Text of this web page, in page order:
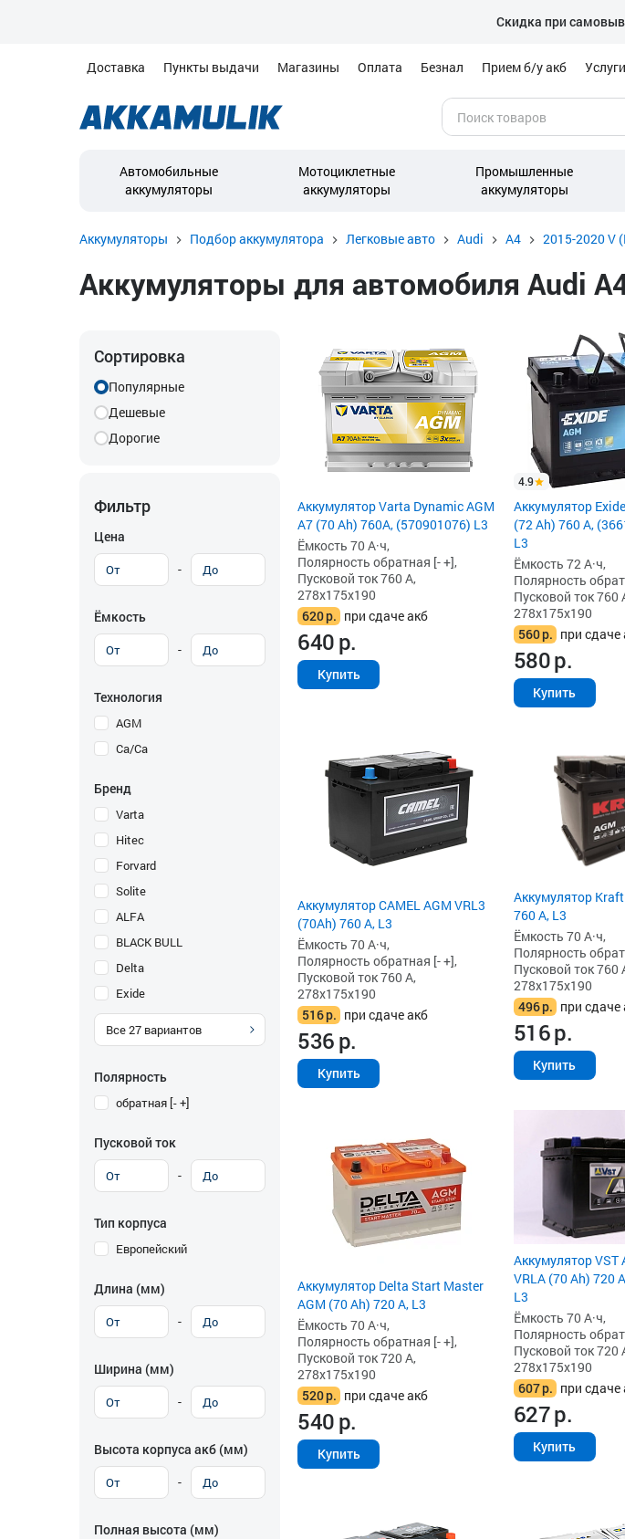
Скидка при
Доставка Пункты выдачи Магазины Оплата Безнал Прием б/у акб Услуги
Автомобильные
аккумуляторы
Мотоциклетные
аккумуляторы
Промышленные
аккумуляторы
Аккумуляторы Подбор аккумулятора Легковые авто Audi A4 2015-2020 V
Аккумуляторы для автомобиля Audi
Сортировка
Популярные
Дешевые
Дорогие
Фильтр
Цена
-
Ёмкость
-
Технология
AGM
Ca/Ca
Бренд
Varta
Hitec
Forvard
Solite
ALFA
BLACK BULL
Delta
Exide
Все27 вариантов
Полярность
обратная [- +]
Пусковой ток
-
Тип корпуса
Европейский
Длина (мм)
-
Ширина (мм)
-
Высота корпуса акб (мм)
-
Полная высота (мм)
Аккумулятор Varta Dynamic AGM
A7 (70 Ah) 760A, (570901076) L3
Ёмкость 70 А·ч,
Полярность обратная [- +],
Пусковой ток 760 А,
278x175x190
620р. при сдаче акб
640р.
Купить
4.9
Аккумулятор
(72 Ah) 760 А,
L3
Ёмкость 72 А·ч,
Полярность
Пусковой ток 760
278x175x190
560р. при сдаче
580р.
Купить
Аккумулятор CAMEL AGM VRL3
(70Ah) 760 А, L3
Ёмкость 70 А·ч,
Полярность обратная [- +],
Пусковой ток 760 А,
278x175x190
516р. при сдаче акб
536р.
Купить
Аккумулятор
760 А, L3
Ёмкость 70 А·ч,
Полярность
Пусковой ток 760
278x175x190
496р. при сдаче
516р.
Купить
Аккумулятор Delta Start Master
AGM (70 Ah) 720 А, L3
Ёмкость 70 А·ч,
Полярность обратная [- +],
Пусковой ток 720 А,
278x175x190
520р. при сдаче акб
540р.
Купить
Аккумулятор VST
VRLA (70 Ah) 720
L3
Ёмкость 70 А·ч,
Полярность
Пусковой ток 720
278x175x190
607р. при сдаче
627р.
Купить